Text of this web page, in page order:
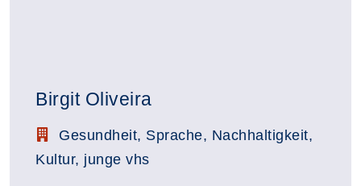
Birgit Oliveira
Stellenbezeichnung:
Gesundheit, Sprache, Nachhaltigkeit,
Kultur, junge vhs